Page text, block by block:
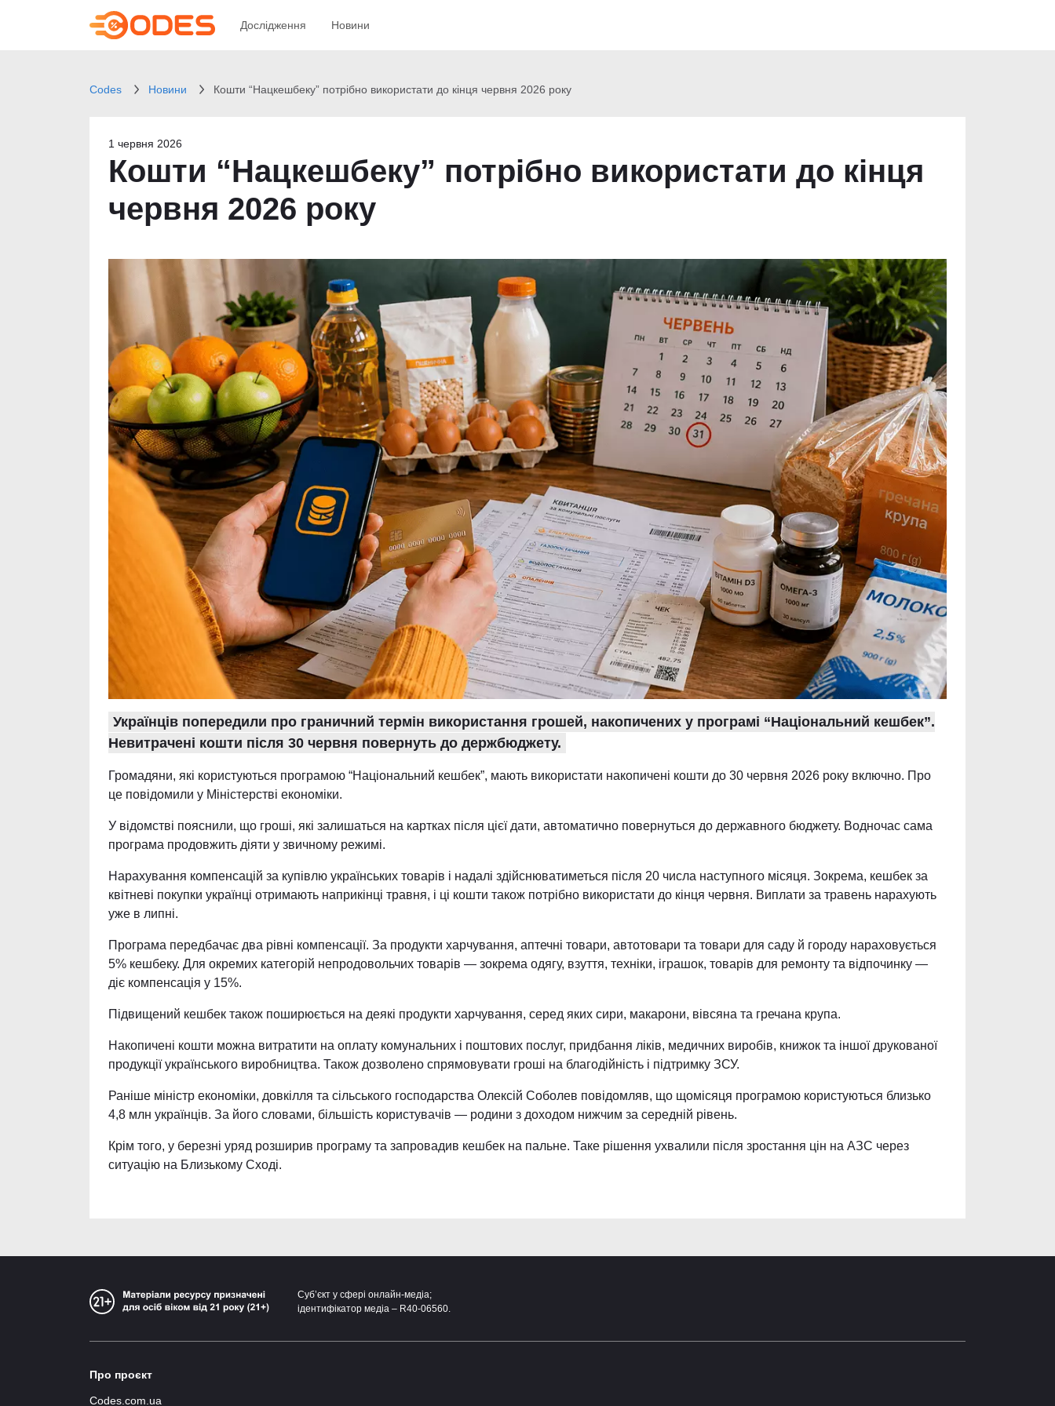
Дослідження Новини
Codes Новини Кошти “Нацкешбеку” потрібно використати до кінця червня 2026 року
1 червня 2026
Кошти “Нацкешбеку” потрібно використати до кінця
червня 2026 року
Українців попередили про граничний термін використання грошей, накопичених у програмі “Національний кешбек”.
Невитрачені кошти після 30 червня повернуть до держбюджету.
Громадяни, які користуються програмою “Національний кешбек”, мають використати накопичені кошти до 30 червня 2026 року включно. Про
це повідомили у Міністерстві економіки.
У відомстві пояснили, що гроші, які залишаться на картках після цієї дати, автоматично повернуться до державного бюджету. Водночас сама
програма продовжить діяти у звичному режимі.
Нарахування компенсацій за купівлю українських товарів і надалі здійснюватиметься після 20 числа наступного місяця. Зокрема, кешбек за
квітневі покупки українці отримають наприкінці травня, і ці кошти також потрібно використати до кінця червня. Виплати за травень нарахують
уже в липні.
Програма передбачає два рівні компенсації. За продукти харчування, аптечні товари, автотовари та товари для саду й городу нараховується
5% кешбеку. Для окремих категорій непродовольчих товарів — зокрема одягу, взуття, техніки, іграшок, товарів для ремонту та відпочинку —
діє компенсація у 15%.
Підвищений кешбек також поширюється на деякі продукти харчування, серед яких сири, макарони, вівсяна та гречана крупа.
Накопичені кошти можна витратити на оплату комунальних і поштових послуг, придбання ліків, медичних виробів, книжок та іншої друкованої
продукції українського виробництва. Також дозволено спрямовувати гроші на благодійність і підтримку ЗСУ.
Раніше міністр економіки, довкілля та сільського господарства Олексій Соболев повідомляв, що щомісяця програмою користуються близько
4,8 млн українців. За його словами, більшість користувачів — родини з доходом нижчим за середній рівень.
Крім того, у березні уряд розширив програму та запровадив кешбек на пальне. Таке рішення ухвалили після зростання цін на АЗС через
ситуацію на Близькому Сході.
Суб’єкт у сфері онлайн-медіа;
ідентифікатор медіа – R40-06560.
Про проєкт
Codes.com.ua